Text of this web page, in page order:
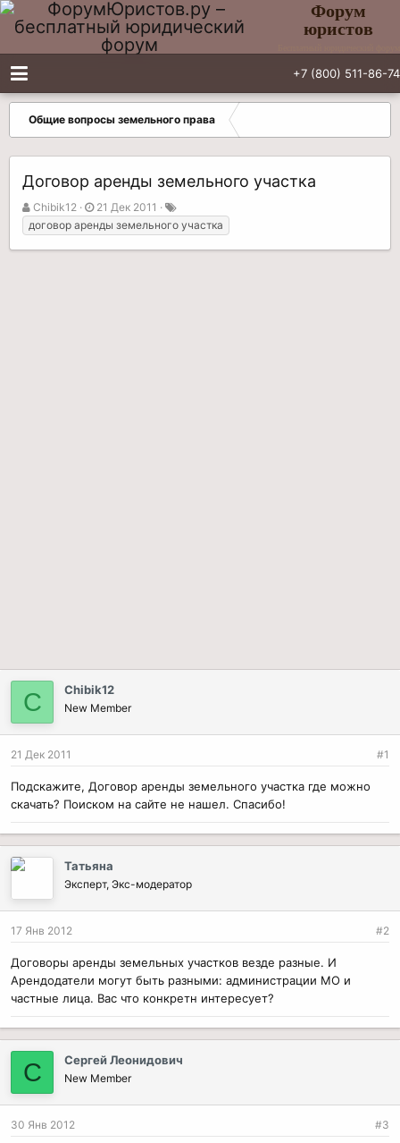
Форум
юристов
+7 (800) 511-86-74
Общие вопросы земельного права
Договор аренды земельного участка
А
в
Chibik12
Д
а
21 Дек 2011
Т
е
договор аренды земельного участка
C Chibik12
New Member
21 Дек 2011 #1
Подскажите, Договор аренды земельного участка где можно
скачать? Поиском на сайте не нашел. Спасибо!
Татьяна
Эксперт, Экс-модератор
17 Янв 2012 #2
Договоры аренды земельных участков везде разные. И
Арендодатели могут быть разными: администрации МО и
частные лица. Вас что конкретн интересует?
С Сергей Леонидович
New Member
30 Янв 2012 #3